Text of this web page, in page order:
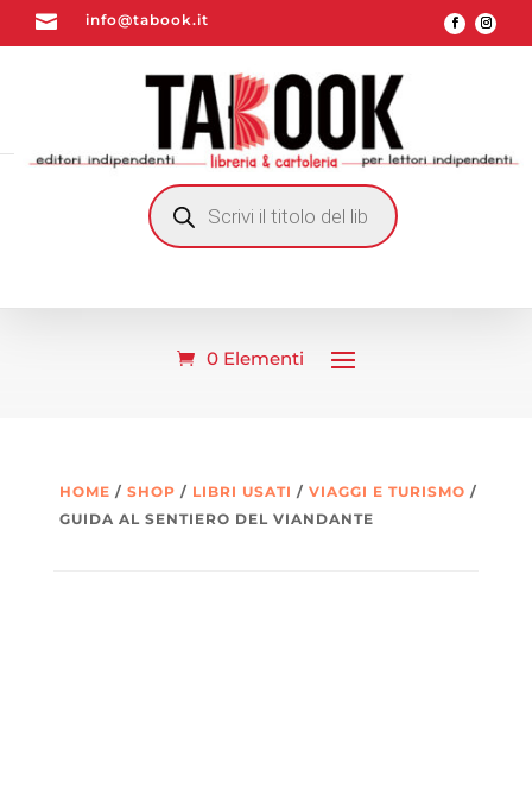
 info@tabook.it
RICERCA
PRODOTTI
0 Elementi
HOME / SHOP / LIBRI USATI / VIAGGI E TURISMO /
GUIDA AL SENTIERO DEL VIANDANTE